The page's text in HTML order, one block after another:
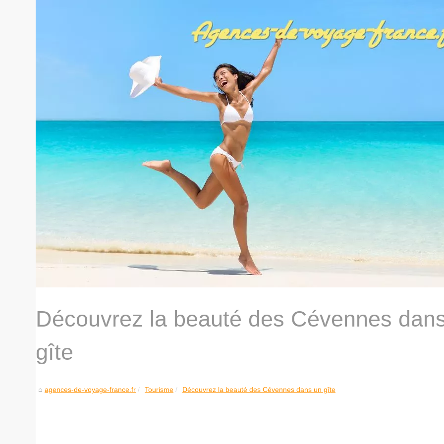
Découvrez la beauté des Cévennes
gîte
agences-de-voyage-france.fr Tourisme Découvrez la beauté des Cévennes dans un gîte